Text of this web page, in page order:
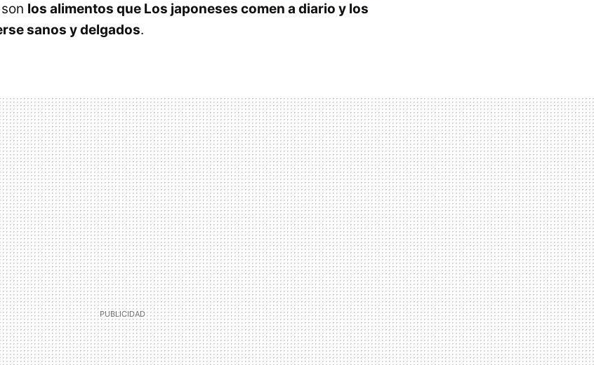
los alimentos que Los japoneses comen a diario y los
sanos y delgados.